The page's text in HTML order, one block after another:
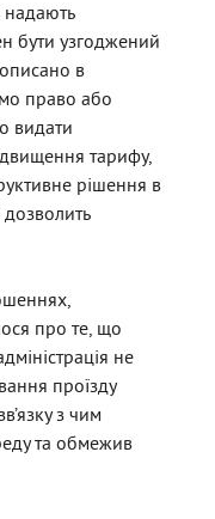
бути узгоджений
в
право або
видати
тарифу,
рішення в
про те, що
не
проїзду
з чим
та обмежив